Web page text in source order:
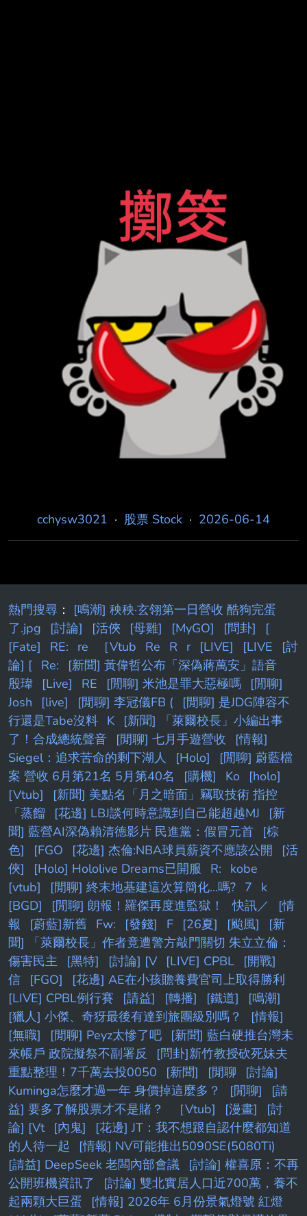
cchysw3021 · 股票 Stock · 2026-06-14
熱門搜尋 ： [鳴潮] 秧秧·玄翎第一日營收 酷狗完蛋
了.jpg
[討論] [活俠 [母雞] [MyGO] [問卦]
[
[Fate]
RE: re ［Vtub Re R r [LIVE] [LIVE
[討
論] [ Re:
[新聞] 黃偉哲公布「深偽蔣萬安」語音
殷瑋
[Live] RE [閒聊] 米池是罪大惡極嗎
[閒聊]
Josh
[live] [閒聊] 李冠儀FB (
[閒聊] 是JDG陣容不
行還是Tabe沒料 K
[新聞] 「萊爾校長」小編出事
了！合成總統聲音
[閒聊] 七月手遊營收
[情報]
Siegel：追求苦命的剩下湖人
[Holo]
[閒聊] 蔚藍檔
案 營收 6月第21名 5月第40名
[購機] Ko
[holo]
[Vtub]
[新聞] 美點名「月之暗面」竊取技術 指控
「蒸餾
[花邊] LBJ談何時意識到自己能超越MJ
[新
聞] 藍營AI深偽賴清德影片 民進黨：假冒元首
[棕
色]
[FGO [花邊] 杰倫:NBA球員薪資不應該公開
[活
俠]
[Holo] Hololive Dreams已開服 R:
kobe
[vtub]
[閒聊] 終末地基建這次算簡化...嗎? 7
k
[BGD]
[閒聊] 朗報！羅傑再度進監獄！ 快訊／
[情
報
[蔚藍]新舊 Fw: [發錢] F [26夏] [颱風]
[新
聞] 「萊爾校長」作者竟遭警方敲門關切 朱立立倫：
傷害民主
[黑特] [討論] [V [LIVE] CPBL
[開戰]
信
[FGO]
[花邊] AE在小孩贍養費官司上取得勝利
[LIVE] CPBL例行賽
[請益] [轉播] [鐵道]
[鳴潮]
[獵人] 小傑、奇犽最後有達到旅團級別嗎？
[情報]
[無職]
[閒聊] Peyz太慘了吧
[新聞] 藍白硬推台灣未
來帳戶 政院擬祭不副署反
[問卦]新竹教授砍死妹夫
重點整理！7千萬去投0050
[新聞] [閒聊
[討論]
Kuminga怎麼才過一年 身價掉這麼多？
[閒聊]
[請
益] 要多了解股票才不是賭？
［Vtub] [漫畫]
[討
論] [Vt
[內鬼]
[花邊] JT：我不想跟自認什麼都知道
的人待一起
[情報] NV可能推出5090SE(5080Ti)
[請益] DeepSeek 老闆內部會議
[討論] 權喜原：不再
公開班機資訊了
[討論] 雙北實居人口近700萬，養不
起兩顆大巨蛋
[情報] 2026年 6月份景氣燈號 紅燈